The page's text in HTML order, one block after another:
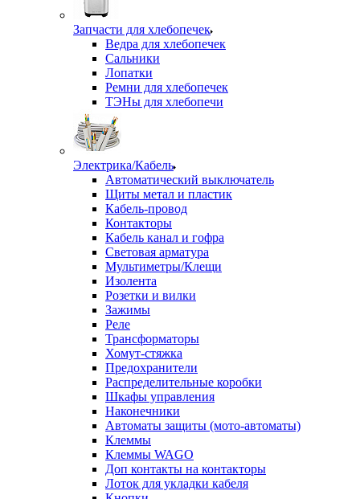
Запчасти для хлебопечек
Ведра для хлебопечек
Сальники
Лопатки
Ремни для хлебопечек
ТЭНы для хлебопечи
Электрика/Кабель
Автоматический выключатель
Щиты метал и пластик
Кабель-провод
Контакторы
Кабель канал и гофра
Световая арматура
Мультиметры/Клещи
Изолента
Розетки и вилки
Зажимы
Реле
Трансформаторы
Хомут-стяжка
Предохранители
Распределительные коробки
Шкафы управления
Наконечники
Автоматы защиты (мото-автоматы)
Клеммы
Клеммы WAGO
Доп контакты на контакторы
Лоток для укладки кабеля